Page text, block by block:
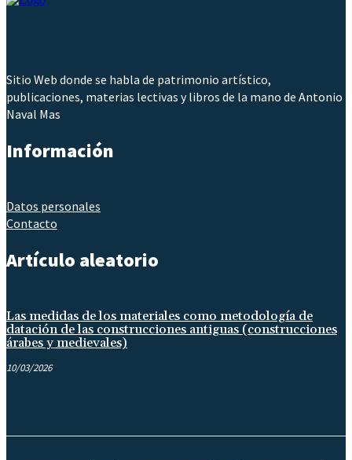
Sitio Web donde se habla de patrimonio artístico,
publicaciones, materias lectivas y libros de la mano de Antonio
Naval Mas
Información
Datos personales
Contacto
Artículo aleatorio
Las medidas de los materiales como metodología de
datación de las construcciones antiguas (construcciones
árabes y medievales)
10/03/2026